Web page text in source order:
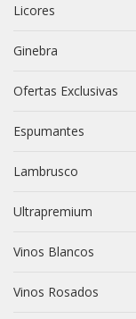
Licores
Ginebra
Ofertas Exclusivas
Espumantes
Lambrusco
Ultrapremium
Vinos Blancos
Vinos Rosados